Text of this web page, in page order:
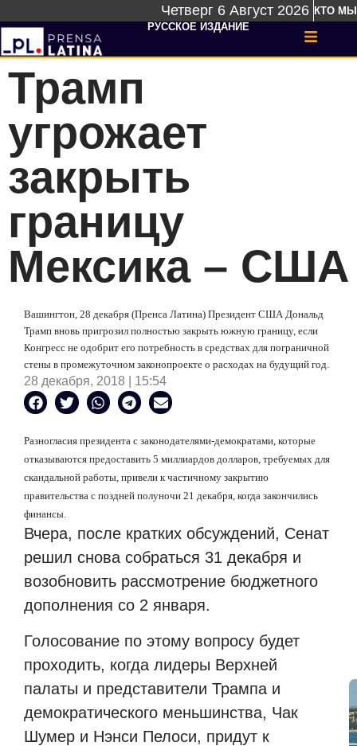
Четверг 6 Август 2026 КТО МЫ
РУССКОЕ ИЗДАНИЕ
Трамп
угрожает
закрыть
границу
Мексика – США
Вашингтон, 28 декабря (Пренса Латина) Президент США Дональд
Трамп вновь пригрозил полностью закрыть южную границу, если
Конгресс не одобрит его потребность в средствах для пограничной
стены в промежуточном законопроекте о расходах на будущий год.
28 декабря, 2018 | 15:54
Разногласия президента с законодателями-демократами, которые
отказываются предоставить 5 миллиардов долларов, требуемых для
скандальной работы, привели к частичному закрытию
правительства с поздней полуночи 21 декабря, когда закончились
финансы.
Вчера, после кратких обсуждений, Сенат
решил снова собраться 31 декабря и
возобновить рассмотрение бюджетного
дополнения со 2 января.
Голосование по этому вопросу будет
проходить, когда лидеры Верхней
палаты и представители Трампа и
демократического меньшинства, Чак
Шумер и Нэнси Пелоси, придут к